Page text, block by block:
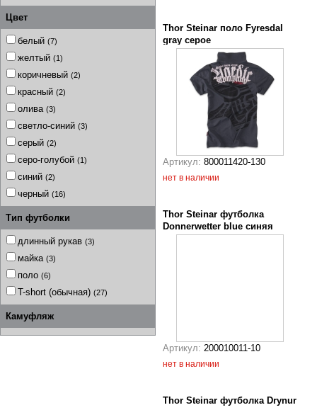
Цвет
белый (7)
желтый (1)
коричневый (2)
красный (2)
олива (3)
светло-синий (3)
серый (2)
серо-голубой (1)
синий (2)
черный (16)
Тип футболки
длинный рукав (3)
майка (3)
поло (6)
T-short (обычная) (27)
Камуфляж
Thor Steinar поло Fyresdal
gray серое
Артикул: 800011420-130
нет в наличии
Thor Steinar футболка
Donnerwetter blue синяя
Артикул: 200010011-10
нет в наличии
Thor Steinar футболка Drynur